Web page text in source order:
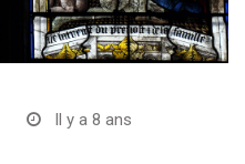
Il y a 8 ans